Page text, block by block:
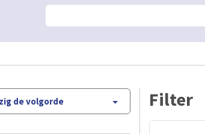
de volgorde Filter